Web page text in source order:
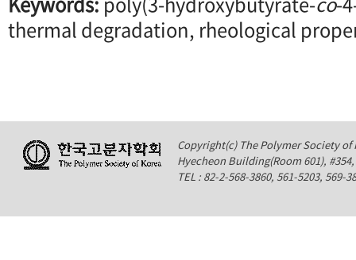
thermal degradation, rheological
Copyright(c) The Polymer Society of
Hyecheon Building(Room 601),
TEL : 82-2-568-3860, 561-5203,